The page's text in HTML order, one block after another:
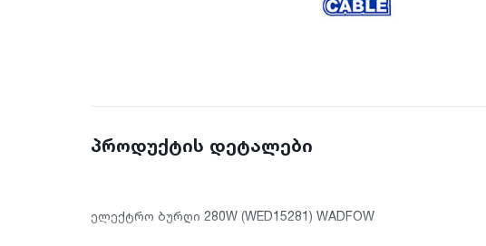
პროდუქტის დეტალები
ელექტრო ბურღი 280W (WED15281) WADFOW